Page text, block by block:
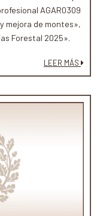
AGAR0309
mejora de montes»,
Forestal 2025».
LEER MÁS